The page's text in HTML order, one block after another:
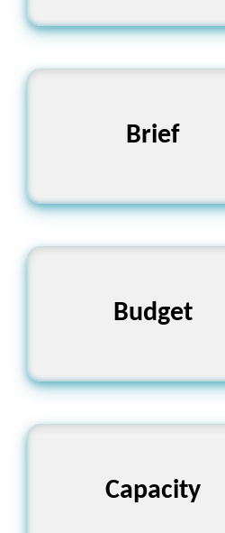
Brief
সংক্ষিপ্ত, স্বল্পকালীন
Budget
বাজেট, আর্থিক পরিকল্পনা
Capacity
ক্ষমতা, ধারণক্ষমতা